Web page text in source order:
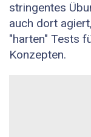
stringentes
auch dort
"harten" Tests
Konzepten.